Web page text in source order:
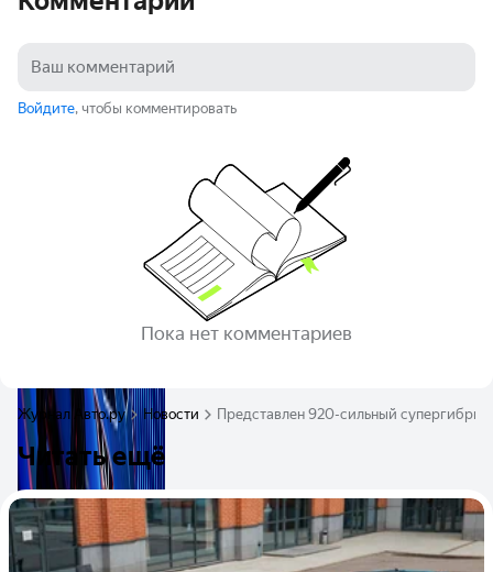
Войдите, чтобы комментировать
Пока нет комментариев
Журнал Авто.ру Новости Представлен 920-сильный
Читать ещё